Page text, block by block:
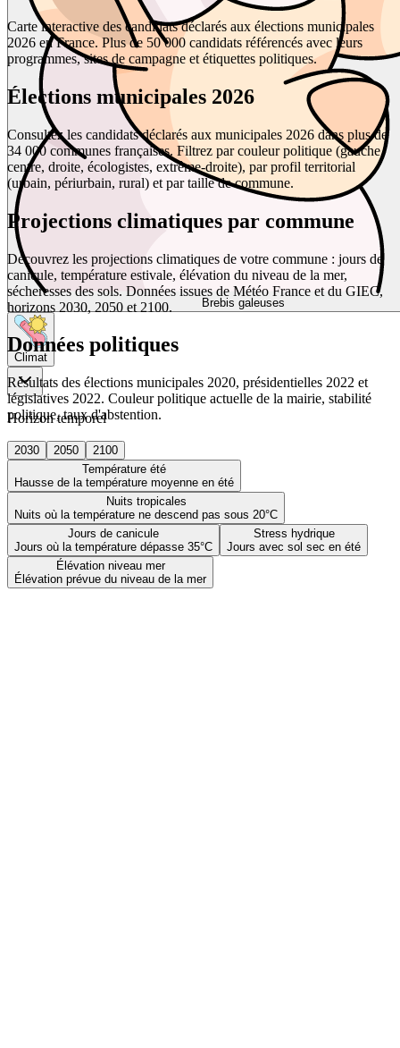
Brebis galeuses
Climat
Horizon temporel
2030 2050
2100
Température été
Hausse de la température moyenne en été
Nuits tropicales
Nuits où la température ne descend pas sous 20°C
Jours de canicule
Jours où la température dépasse 35°C
Stress hydrique
Jours avec sol sec en été
Élévation niveau mer
Élévation prévue du niveau de la mer
Carte interactive des candidats déclarés aux élections municipales
2026 en France. Plus de 50 000 candidats référencés avec leurs
programmes, sites de campagne et étiquettes politiques.
Élections municipales 2026
Consultez les candidats déclarés aux municipales 2026 dans plus de
34 000 communes françaises. Filtrez par couleur politique (gauche,
centre, droite, écologistes, extrême-droite), par profil territorial
(urbain, périurbain, rural) et par taille de commune.
Projections climatiques par commune
Découvrez les projections climatiques de votre commune : jours de
canicule, température estivale, élévation du niveau de la mer,
sécheresses des sols. Données issues de Météo France et du GIEC,
horizons 2030, 2050 et 2100.
Données politiques
Résultats des élections municipales 2020, présidentielles 2022 et
législatives 2022. Couleur politique actuelle de la mairie, stabilité
politique, taux d'abstention.